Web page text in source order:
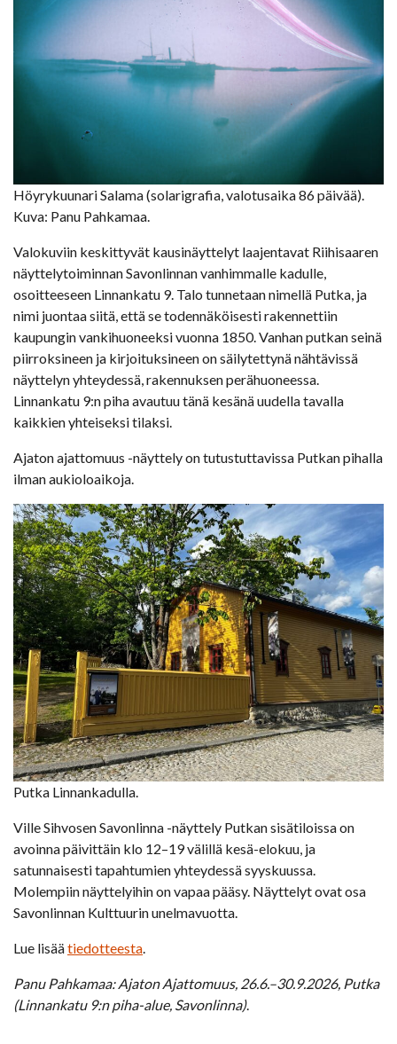
Höyrykuunari Salama (solarigrafia, valotusaika 86 päivää).
Kuva: Panu Pahkamaa.
Valokuviin keskittyvät kausinäyttelyt laajentavat Riihisaaren
näyttelytoiminnan Savonlinnan vanhimmalle kadulle,
osoitteeseen Linnankatu 9. Talo tunnetaan nimellä Putka, ja
nimi juontaa siitä, että se todennäköisesti rakennettiin
kaupungin vankihuoneeksi vuonna 1850. Vanhan putkan seinä
piirroksineen ja kirjoituksineen on säilytettynä nähtävissä
näyttelyn yhteydessä, rakennuksen perähuoneessa.
Linnankatu 9:n piha avautuu tänä kesänä uudella tavalla
kaikkien yhteiseksi tilaksi.
Ajaton ajattomuus -näyttely on tutustuttavissa Putkan pihalla
ilman aukioloaikoja.
Putka Linnankadulla.
Ville Sihvosen Savonlinna -näyttely Putkan sisätiloissa on
avoinna päivittäin klo 12–19 välillä kesä-elokuu, ja
satunnaisesti tapahtumien yhteydessä syyskuussa.
Molempiin näyttelyihin on vapaa pääsy. Näyttelyt ovat osa
Savonlinnan Kulttuurin unelmavuotta.
Lue lisäätiedotteesta.
Panu Pahkamaa: Ajaton Ajattomuus, 26.6.–30.9.2026, Putka
(Linnankatu 9:n piha-alue, Savonlinna).